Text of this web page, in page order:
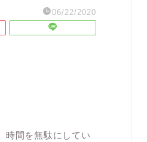
06/22/2020
時間を無駄にしてい